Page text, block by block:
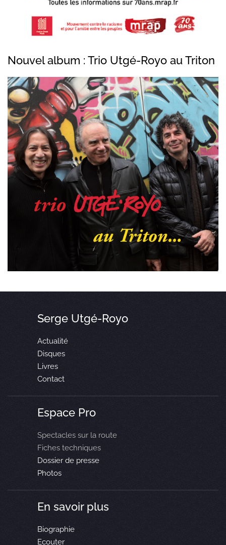
Nouvel album : Trio Utgé-Royo au Triton
Serge Utgé-Royo
Actualité
Disques
Livres
Contact
Espace Pro
Spectacles sur la route
Fiches techniques
Dossier de presse
Photos
En savoir plus
Biographie
Ecouter